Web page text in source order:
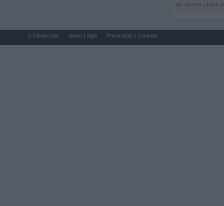
un nuevo cruce
© Kiosko.net Aviso Legal Privacidad y Cookies